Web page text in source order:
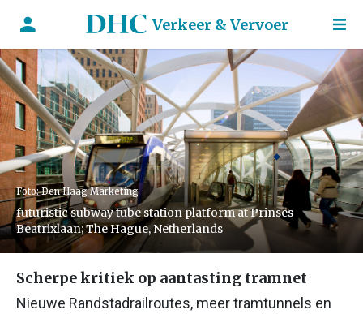
Verkeer & Vervoer
Foto: Den Haag Marketing
futuristic subway tube station platform at Prinses
Beatrixlaan; The Hague, Netherlands
Scherpe kritiek op aantasting tramnet
Nieuwe Randstadrailroutes, meer tramtunnels en